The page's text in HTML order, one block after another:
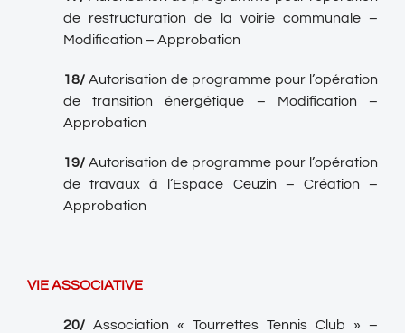
de restructuration de la voirie communale –
Modification – Approbation
18/ Autorisation de programme pour l’opération
de transition énergétique – Modification –
Approbation
19/ Autorisation de programme pour l’opération
de travaux à l’Espace Ceuzin – Création –
Approbation
VIE ASSOCIATIVE
20/ Association « Tourrettes Tennis Club » –